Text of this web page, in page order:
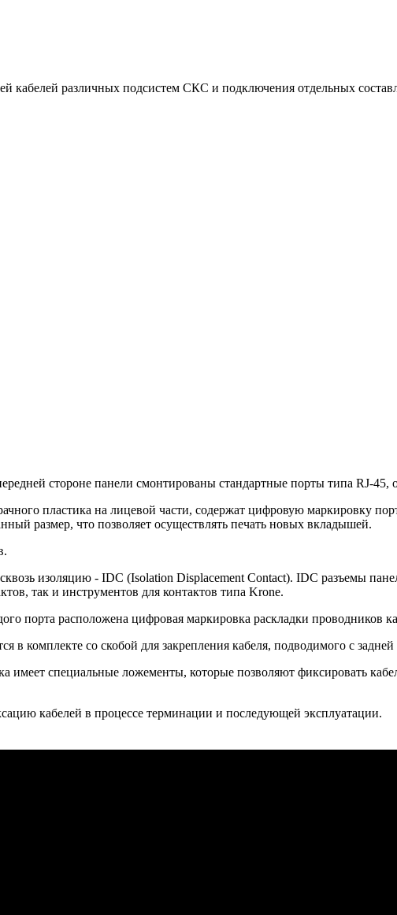
кабелей различных подсистем СКС и подключения отдельных
стороне панели смонтированы стандартные порты типа RJ-
пластика на лицевой части, содержат цифровую маркировку
размер, что позволяет осуществлять печать новых вкладышей.
изоляцию - IDC (Isolation Displacement Contact). IDC разъемы
так и инструментов для контактов типа Krone.
порта расположена цифровая маркировка раскладки проводников
в комплекте со скобой для закрепления кабеля, подводимого с
специальные ложементы, которые позволяют фиксировать
кабелей в процессе терминации и последующей эксплуатации.